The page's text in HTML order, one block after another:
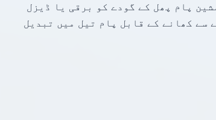
پام پھل کے گودے کو برقی یا ڈیزل
سے کھانے کے قابل پام تیل میں تبدیل